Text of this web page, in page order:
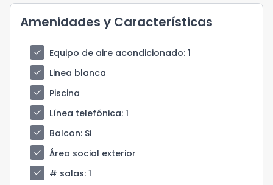
Amenidades y Características
check Equipo de aire acondicionado: 1
check
Linea blanca
check
Piscina
check
Línea telefónica: 1
check
Balcon: Si
check
Área social exterior
check
# salas: 1